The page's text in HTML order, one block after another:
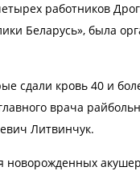
работников
Беларусь», была
сдали кровь 40 и
врача
Литвинчук.